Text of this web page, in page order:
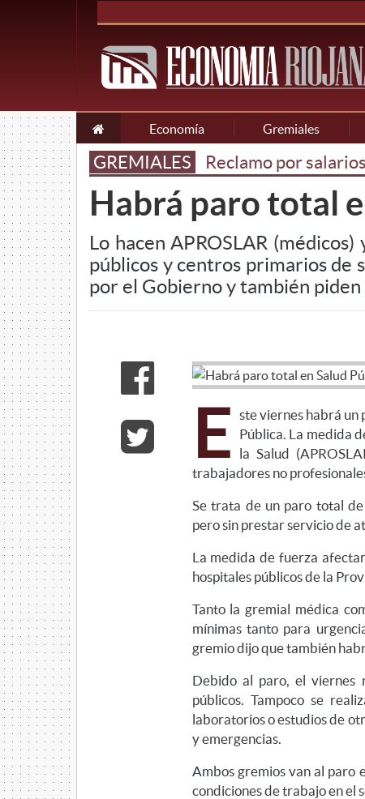
Economía Gremiales
GREMIALES Reclamo por salarios
Habrá paro total
Lo hacen APROSLAR
públicos y centros primarios de
por el Gobierno y también
E ste viernes habrá un
Pública. La medida
la Salud
trabajadores no
Se trata de un paro total
pero sin prestar servicio de
La medida de fuerza
hospitales públicos de la
Tanto la gremial médica
mínimas tanto para
gremio dijo que también
Debido al paro, el viernes
públicos. Tampoco se
laboratorios o estudios de
y emergencias.
Ambos gremios van al paro
condiciones de trabajo en el